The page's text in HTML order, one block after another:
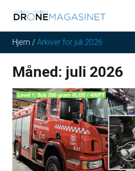
Hjem / Arkiver for juli 2026
Måned: juli 2026